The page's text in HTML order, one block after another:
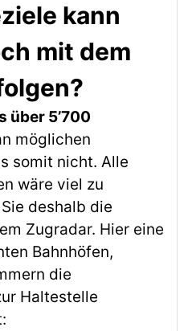
kann
mit dem
über 5’700
möglichen
somit nicht. Alle
wäre viel zu
deshalb die
Zugradar. Hier eine
Bahnhöfen,
die
Haltestelle